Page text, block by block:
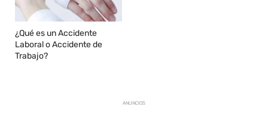
¿Qué es un Accidente
Laboral o Accidente de
Trabajo?
ANUNCIOS